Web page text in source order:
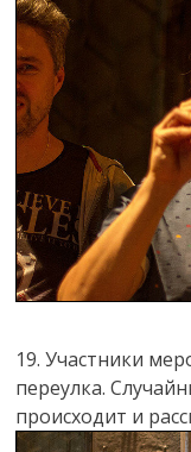
19. Участники
переулка.
происходит и